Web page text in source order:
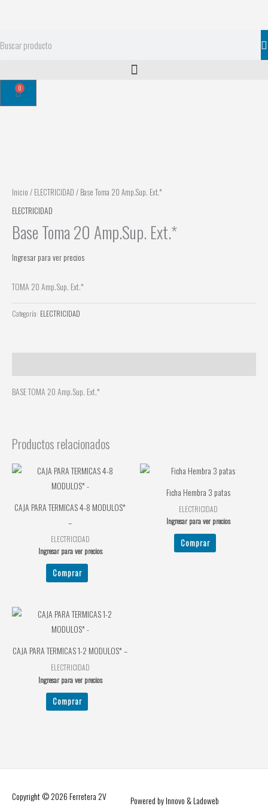
0
Cart
Inicio / ELECTRICIDAD / Base Toma 20 Amp.Sup. Ext.*
ELECTRICIDAD
Base Toma 20 Amp.Sup. Ext.*
Ingresar para ver precios
TOMA 20 Amp.Sup. Ext.*
Categoría: ELECTRICIDAD
BASE TOMA 20 Amp.Sup. Ext.*
Productos relacionados
CAJA PARA TERMICAS 4-8 MODULOS*
–
ELECTRICIDAD
Ingresar para ver precios
Comprar
Ficha Hembra 3 patas
ELECTRICIDAD
Ingresar para ver precios
Comprar
CAJA PARA TERMICAS 1-2 MODULOS* –
ELECTRICIDAD
Ingresar para ver precios
Comprar
Copyright © 2026 Ferretera 2V Powered by Innovo & Ladoweb